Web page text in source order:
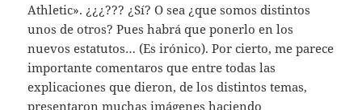
Athletic». ¿¿¿??? ¿Sí? O sea ¿que somos distintos
unos de otros? Pues habrá que ponerlo en los
nuevos estatutos… (Es irónico). Por cierto, me parece
importante comentaros que entre todas las
explicaciones que dieron, de los distintos temas,
presentaron muchas imágenes haciendo